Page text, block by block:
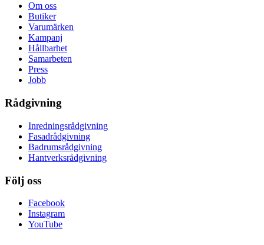
Om oss
Butiker
Varumärken
Kampanj
Hållbarhet
Samarbeten
Press
Jobb
Rådgivning
Inredningsrådgivning
Fasadrådgivning
Badrumsrådgivning
Hantverksrådgivning
Följ oss
Facebook
Instagram
YouTube